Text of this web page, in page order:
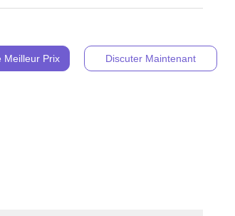
Meilleur Prix Discuter Maintenant